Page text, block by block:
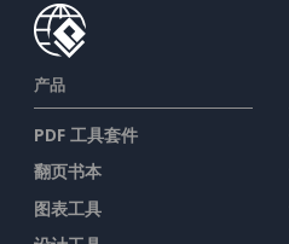
产品
PDF 工具套件
翻页书本
图表工具